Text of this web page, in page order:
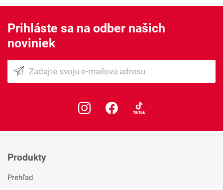
Prihláste sa na odber našich
noviniek
Produkty
Prehľad